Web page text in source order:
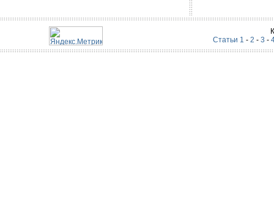
Статьи 1 - 2 - 3 -